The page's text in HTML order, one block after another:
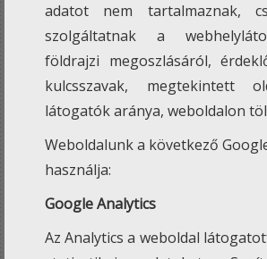
adatot nem tartalmaznak,
szolgáltatnak a
földrajzi megoszlásáról,
kulcsszavak, megtekintett
látogatók aránya, weboldalon
Weboldalunk a következő
használja:
Google Analytics
Az Analytics a weboldal